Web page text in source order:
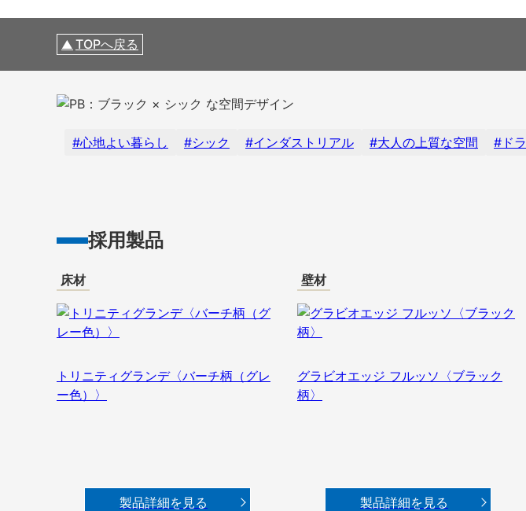
TOPへ戻る
心地よい暮らし シック インダストリアル 大人の上質な空間 ド
採用製品
床材
トリニティグランデ〈バーチ柄（グレ
ー色）〉
製品詳細を見る
壁材
グラビオエッジ フルッソ〈ブラック
柄〉
製品詳細を見る